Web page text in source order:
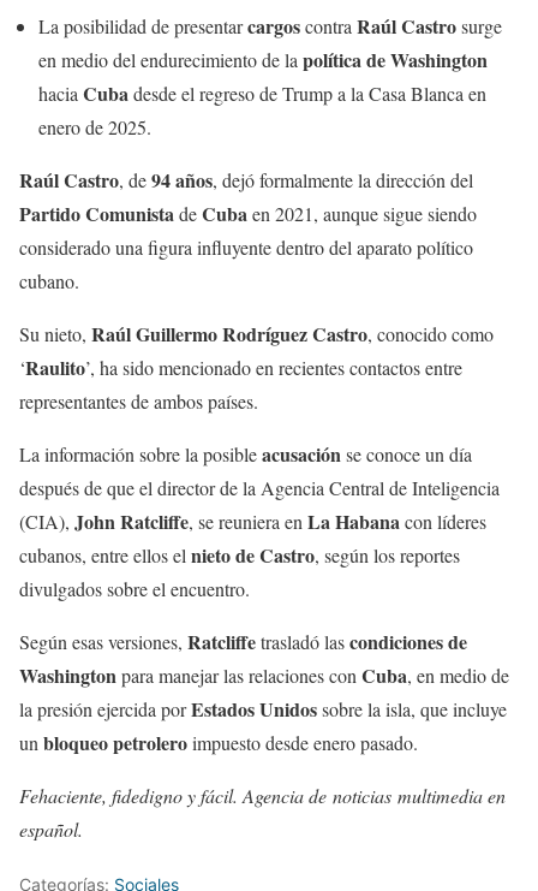
La posibilidad de presentarcargoscontra Raúl Castrosurge
en medio del endurecimiento de la política de Washington
hacia Cubadesde el regreso de Trump a la Casa Blanca en
enero de 2025.
Raúl Castro, de94 años, dejó formalmente la dirección del
Partido ComunistadeCubaen 2021, aunque sigue siendo
considerado una figura influyente dentro del aparato político
cubano.
Su nieto, Raúl Guillermo Rodríguez Castro, conocido como
‘Raulito’, ha sido mencionado en recientes contactos entre
representantes de ambos países.
La información sobre la posibleacusaciónse conoce un día
después de que el director de la Agencia Central de Inteligencia
(CIA), John Ratcliffe, se reuniera en La Habanacon líderes
cubanos, entre ellos el nieto de Castro, según los reportes
divulgados sobre el encuentro.
Según esas versiones, Ratcliffetrasladó lascondiciones de
Washingtonpara manejar las relaciones con Cuba, en medio de
la presión ejercida porEstados Unidossobre la isla, que incluye
un bloqueo petroleroimpuesto desde enero pasado.
Fehaciente, fidedigno y fácil. Agencia de noticias multimedia en
español.
Categorías: Sociales